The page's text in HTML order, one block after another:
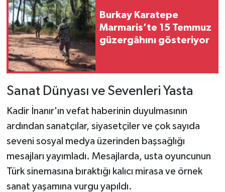
Burkay Karatepe
Marmaris’te 15 Temmuz
güzergâhını gösteriyor
Sanat Dünyası ve Sevenleri Yasta
Kadir İnanır'ın vefat haberinin duyulmasının
ardından sanatçılar, siyasetçiler ve çok sayıda
seveni sosyal medya üzerinden başsağlığı
mesajları yayımladı. Mesajlarda, usta oyuncunun
Türk sinemasına bıraktığı kalıcı mirasa ve örnek
sanat yaşamına vurgu yapıldı.